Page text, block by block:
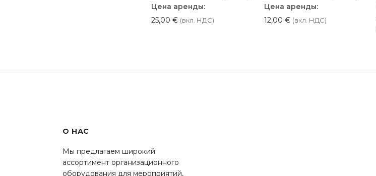
Цена аренды:
25,00 € (вкл. НДС)
Цена аренды:
12,00 € (вкл. НДС)
О НАС
Мы предлагаем широкий
ассортимент организационного
оборудования для мероприятий,